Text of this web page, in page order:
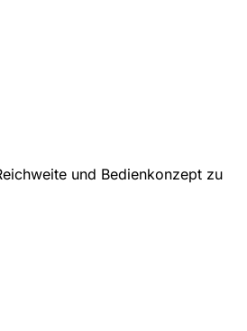
und Bedienkonzept zu